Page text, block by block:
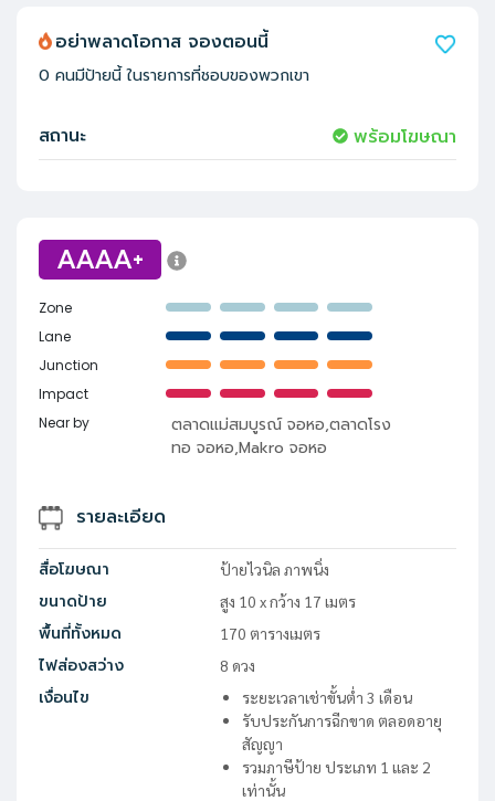
AAAA+
Zone
Lane
Junction
Impact
Near by
ตลาดแม่สมบูรณ์ จอหอ,ตลาดโรง
ทอ จอหอ,Makro จอหอ
รายละเอียด
สื่อโฆษณา ป้ายไวนิล ภาพนิ่ง
ขนาดป้าย สูง 10 xกว้าง 17 เมตร
พื้นที่ทั้งหมด 170 ตารางเมตร
ไฟส่องสว่าง 8 ดวง
เงื่อนไข
ระยะเวลาเช่าขั้นต่ำ 3 เดือน
รับประกันการฉีกขาด ตลอดอายุ
สัญญา
รวมภาษีป้าย ประเภท 1 และ 2
เท่านั้น
อย่าพลาดโอกาส จองตอนนี้
0 คนมีป้ายนี้ ในรายการที่ชอบของพวกเขา
สถานะ พร้อมโฆษณา